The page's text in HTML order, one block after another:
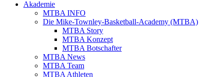
Akademie
MTBA INFO
Die Mike-Townley-Basketball-Academy (MTBA)
MTBA Story
MTBA Konzept
MTBA Botschafter
MTBA News
MTBA Team
MTBA Athleten